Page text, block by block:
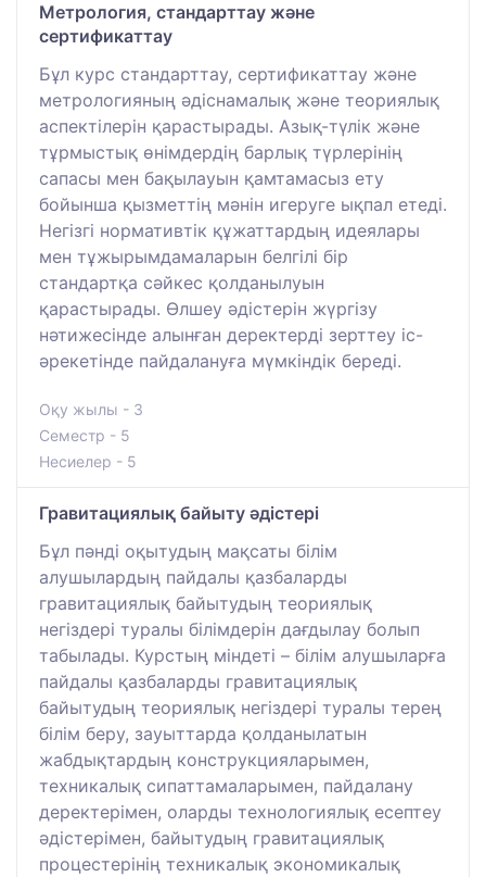
Метрология, стандарттау және
сертификаттау
Бұл курс стандарттау, сертификаттау және
метрологияның әдіснамалық және теориялық
аспектілерін қарастырады. Азық-түлік және
тұрмыстық өнімдердің барлық түрлерінің
сапасы мен бақылауын қамтамасыз ету
бойынша қызметтің мәнін игеруге ықпал етеді.
Негізгі нормативтік құжаттардың идеялары
мен тұжырымдамаларын белгілі бір
стандартқа сәйкес қолданылуын
қарастырады. Өлшеу әдістерін жүргізу
нәтижесінде алынған деректерді зерттеу іс-
әрекетінде пайдалануға мүмкіндік береді.
Оқу жылы - 3
Семестр - 5
Несиелер - 5
Гравитациялық байыту әдістері
Бұл пәнді оқытудың мақсаты білім
алушылардың пайдалы қазбаларды
гравитациялық байытудың теориялық
негіздері туралы білімдерін дағдылау болып
табылады. Курстың міндеті – білім алушыларға
пайдалы қазбаларды гравитациялық
байытудың теориялық негіздері туралы терең
білім беру, зауыттарда қолданылатын
жабдықтардың конструкцияларымен,
техникалық сипаттамаларымен, пайдалану
деректерімен, оларды технологиялық есептеу
әдістерімен, байытудың гравитациялық
процестерінің техникалық экономикалық